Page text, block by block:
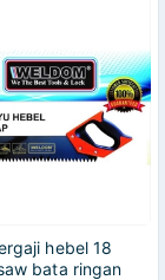
hebel 18
bata ringan